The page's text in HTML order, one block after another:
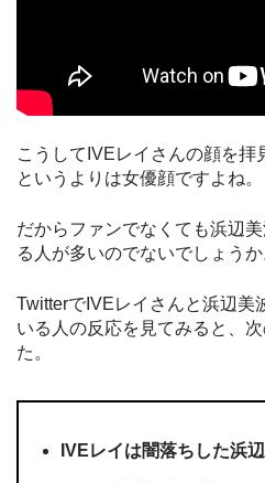
こうしてIVEレイさんの顔を
というよりは女優顔ですよね。
だからファンでなくても浜辺
る人が多いのでないでしょうか
TwitterでIVEレイさんと浜辺美
いる人の反応を見てみると、
た。
IVEレイは闇落ちした浜